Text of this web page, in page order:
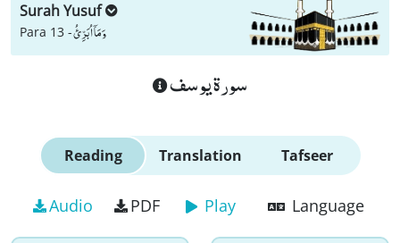
Surah Yusuf
Para 13 -وَ مَاۤ اُبَرِّئُ
سورة يوسف
Reading Translation Tafseer
Audio PDF Play Language